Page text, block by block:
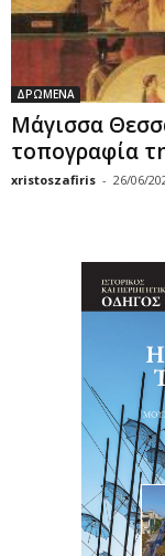
ΔΡΩΜΕΝΑ
Μάγισσα
τοπογραφία
xristoszafiris - 26/06/